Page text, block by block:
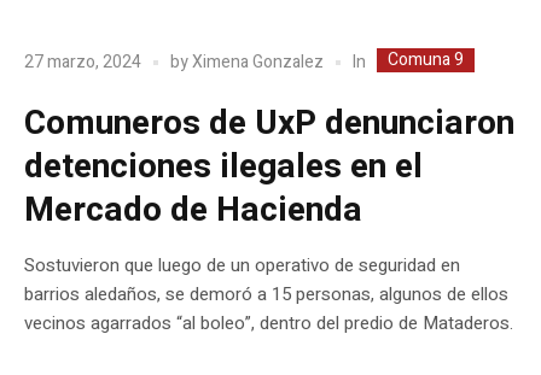
27 marzo, 2024 byXimena Gonzalez In Comuna 9
Comuneros de UxP denunciaron
detenciones ilegales en el
Mercado de Hacienda
Sostuvieron que luego de un operativo de seguridad en
barrios aledaños, se demoró a 15 personas, algunos de ellos
vecinos agarrados “al boleo”, dentro del predio de Mataderos.